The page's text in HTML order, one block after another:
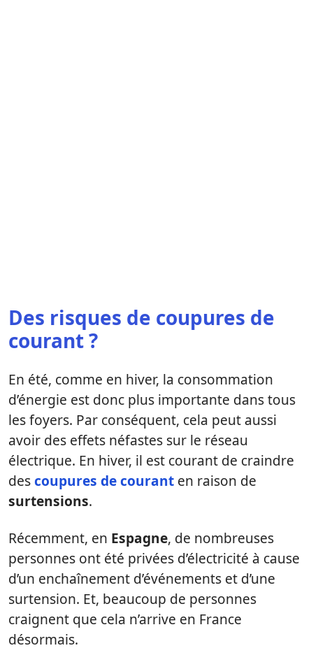
Des risques de coupures de
courant ?
En été, comme en hiver, la consommation
d’énergie est donc plus importante dans tous
les foyers. Par conséquent, cela peut aussi
avoir des effets néfastes sur le réseau
électrique. En hiver, il est courant de craindre
descoupures de courant en raison de
surtensions.
Récemment, en Espagne, de nombreuses
personnes ont été privées d’électricité à cause
d’un enchaînement d’événements et d’une
surtension. Et, beaucoup de personnes
craignent que cela n’arrive en France
désormais.